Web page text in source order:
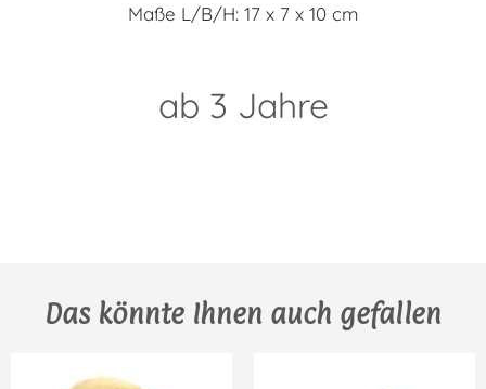
Maße L/B/H: 17 x 7 x 10 cm
ab 3 Jahre
Das könnte Ihnen auch gefallen